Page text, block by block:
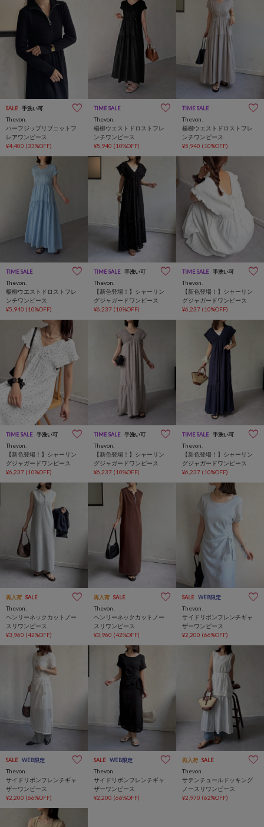
SALE 手洗い可
Thevon.
ハーフジップリブニットフ
レアワンピース
¥4,400 (33%OFF)
TIME SALE
Thevon.
楊柳ウエストドロストフレ
ンチワンピース
¥5,940 (10%OFF)
TIME SALE
Thevon.
楊柳ウエストドロストフレ
ンチワンピース
¥5,940 (10%OFF)
TIME SALE
Thevon.
楊柳ウエストドロストフレ
ンチワンピース
¥5,940 (10%OFF)
TIME SALE 手洗い可
Thevon.
【新色登場！】シャーリン
グジャガードワンピース
¥6,237 (10%OFF)
TIME SALE 手洗い可
Thevon.
【新色登場！】シャーリン
グジャガードワンピース
¥6,237 (10%OFF)
TIME SALE 手洗い可
Thevon.
【新色登場！】シャーリン
グジャガードワンピース
¥6,237 (10%OFF)
TIME SALE 手洗い可
Thevon.
【新色登場！】シャーリン
グジャガードワンピース
¥6,237 (10%OFF)
TIME SALE 手洗い可
Thevon.
【新色登場！】シャーリン
グジャガードワンピース
¥6,237 (10%OFF)
再入荷 SALE
Thevon.
ヘンリーネックカットノー
スリワンピース
¥3,960 (42%OFF)
再入荷 SALE
Thevon.
ヘンリーネックカットノー
スリワンピース
¥3,960 (42%OFF)
SALE WEB限定
Thevon.
サイドリボンフレンチギャ
ザーワンピース
¥2,200 (66%OFF)
SALE WEB限定
Thevon.
サイドリボンフレンチギャ
ザーワンピース
¥2,200 (66%OFF)
SALE WEB限定
Thevon.
サイドリボンフレンチギャ
ザーワンピース
¥2,200 (66%OFF)
再入荷 SALE
Thevon.
サテンチュールドッキング
ノースリワンピース
¥2,970 (62%OFF)